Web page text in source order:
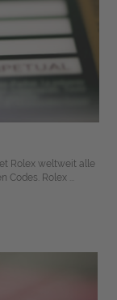
Rolex weltweit alle
Rolex ...